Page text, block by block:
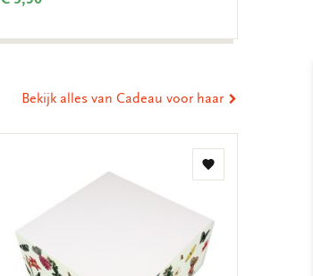
Bekijk alles van Cadeau voor haar
Toevoegen